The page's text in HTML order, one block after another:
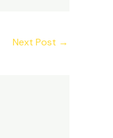
Next Post →